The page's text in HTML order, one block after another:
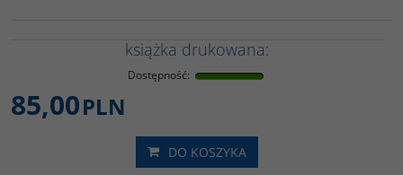
książka drukowana:
Dostępność:
85,00PLN
DO KOSZYKA